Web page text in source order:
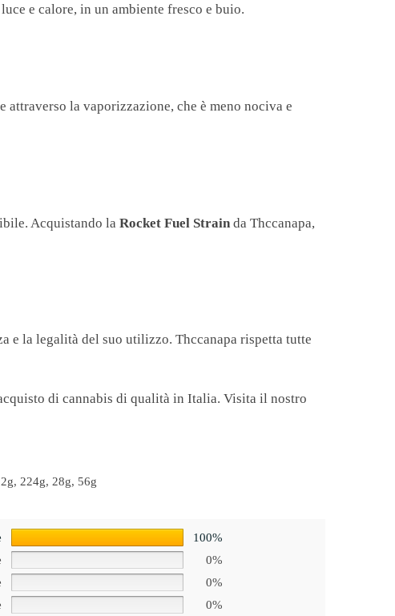
e calore, in un ambiente fresco e buio.
la vaporizzazione, che è meno nociva e
Acquistando laRocket Fuel Strain da Thccanapa,
e la legalità del suo utilizzo. Thccanapa rispetta tutte
di cannabis di qualità in Italia. Visita il nostro
224g, 28g, 56g
100%
0%
0%
0%